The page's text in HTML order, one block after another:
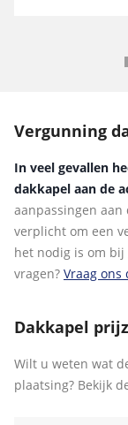
Vergunning
In veel gevallen
dakkapel aan de
aanpassingen
verplicht om een
het nodig is om
vragen? Vraag ons
Dakkapel
Wilt u weten wat
plaatsing? Bekijk